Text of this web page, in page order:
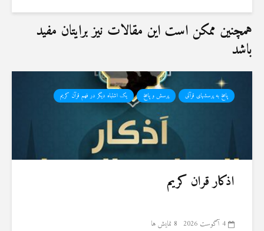
همچنین ممکن است این مقالات نیز برایتان مفید
باشد
پاسخ به پرسشهای قرآنی پرسش و پاسخ یک اشتباه دیگر در فهم قرآن کریم
اذکار قران کریم
4 آگوست 2026 8 نمایش ها